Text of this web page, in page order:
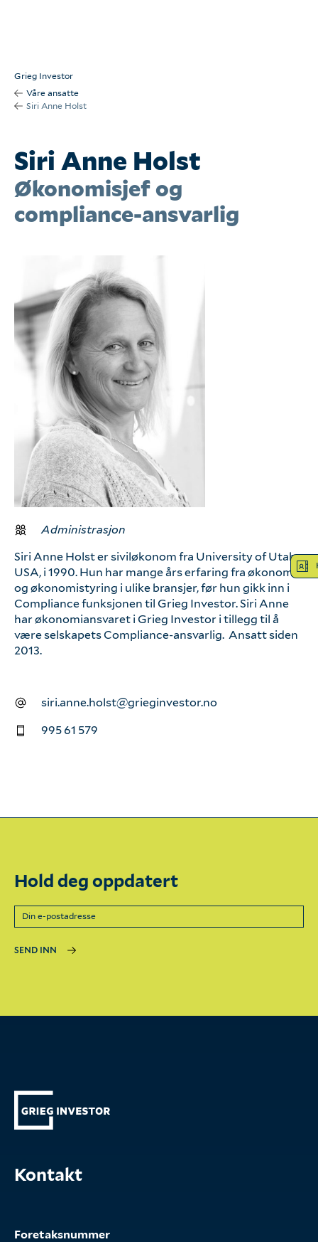
Hva tenker vi?
Våre verdier
Bærekraft
Vår kompetanse
Våre tjenester
Våre kunder
Seminarer
English
Logg inn
Hva gjør vi?
Våre tjenester
Våre ansatte
Grieg Investor
Våre ansatte
Siri Anne Holst
Siri Anne Holst
Økonomisjef og
compliance-ansvarlig
Administrasjon
Siri Anne Holst er siviløkonom fra University of Utah,
USA, i 1990. Hun har mange års erfaring fra økonomi
og økonomistyring i ulike bransjer, før hun gikk inn i
Compliance funksjonen til Grieg Investor. Siri Anne
har økonomiansvaret i Grieg Investor i tillegg til å
være selskapets Compliance-ansvarlig. Ansatt siden
2013.
siri.anne.holst@grieginvestor.no
995 61 579
Hold deg oppdatert
SEND INN
Kontakt
Foretaksnummer